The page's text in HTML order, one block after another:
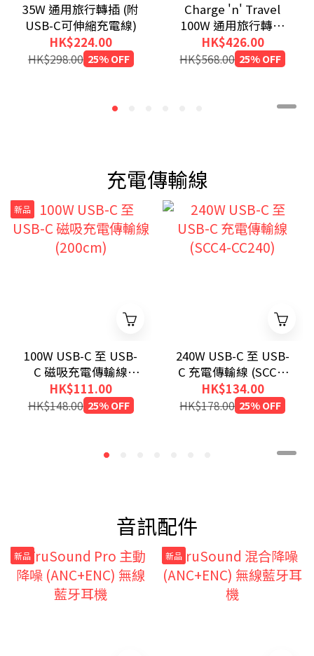
35W 通用旅行轉插 (附
USB-C可伸縮充電線)
HK$224.00
HK$298.00 25% OFF
Charge 'n' Travel
100W 通用旅行轉插
(附USB-C可伸縮充電
線)
HK$426.00
HK$568.00 25% OFF
充電傳輸線
新品
100W USB-C 至 USB-
C 磁吸充電傳輸線
(200cm)
HK$111.00
HK$148.00 25% OFF
240W USB-C 至 USB-
C 充電傳輸線 (SCC4-
CC240)
HK$134.00
HK$178.00 25% OFF
音訊配件
新品 新品